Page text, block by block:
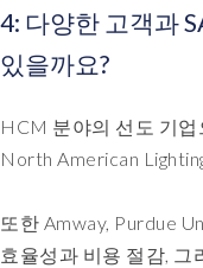
4: 다양한 고객과
있을까요?
HCM 분야의 선도 기
North American
또한 Amway, Purdue
효율성과 비용 절감,